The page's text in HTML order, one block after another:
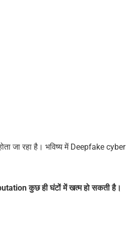
जा रहा है। भविष्य में Deepfake cyber
कुछ ही घंटों में खत्म हो सकती है।